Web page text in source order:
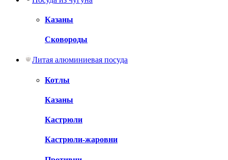
Казаны
Сковороды
Литая алюминиевая посуда
Котлы
Казаны
Кастрюли
Кастрюли-жаровни